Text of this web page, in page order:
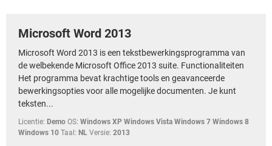
Microsoft Word 2013
Microsoft Word 2013 is een tekstbewerkingsprogramma van
de welbekende Microsoft Office 2013 suite. Functionaliteiten
Het programma bevat krachtige tools en geavanceerde
bewerkingsopties voor alle mogelijke documenten. Je kunt
teksten...
Licentie: Demo OS: Windows XP Windows Vista Windows 7 Windows 8
Windows 10 Taal: NL Versie: 2013